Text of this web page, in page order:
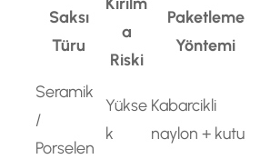
Saksı
Türu
a
Riski
Paketleme
Yöntemi
Seramik
/
Porselen
Yükse
k
Kabarcikli
naylon + kutu